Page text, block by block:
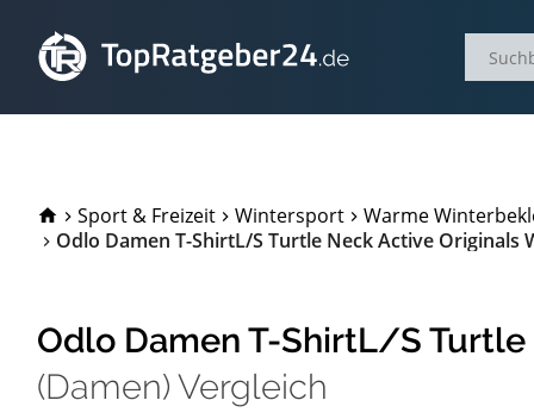
TopRatgeber24.de
Sport & Freizeit Wintersport Warme
Odlo Damen T-ShirtL/S Turtle Neck Active Originals
Odlo Damen T-ShirtL/S
(Damen) Vergleich